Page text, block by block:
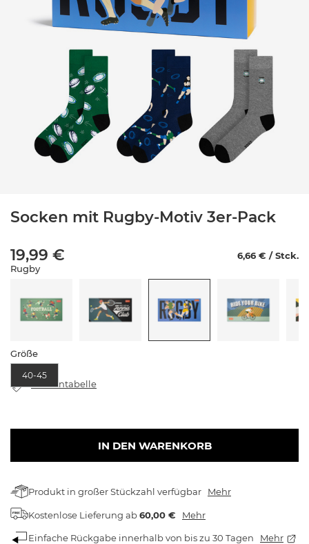
Socken mit Rugby-Motiv 3er-Pack
19,99 €
6,66 € / Stck.
Rugby
Größe
40-45
Größentabelle
IN DEN WARENKORB
Produkt in großer Stückzahl verfügbar Mehr
Kostenlose Lieferung ab60,00 € Mehr
Einfache Rückgabe innerhalb von bis zu 30 Tagen Mehr